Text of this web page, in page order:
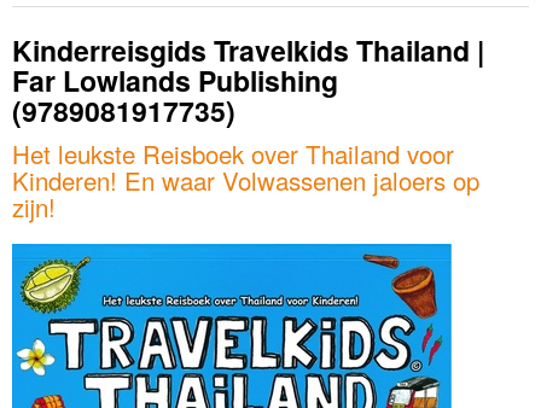
Kinderreisgids Travelkids Thailand |
Far Lowlands Publishing
(9789081917735)
Het leukste Reisboek over Thailand voor
Kinderen! En waar Volwassenen jaloers op
zijn!